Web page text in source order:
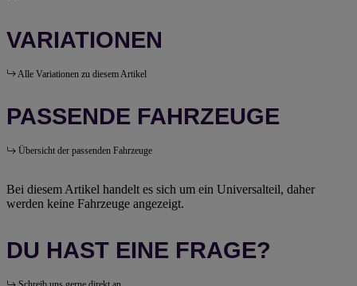
VARIATIONEN
Alle Variationen zu diesem Artikel
PASSENDE FAHRZEUGE
Übersicht der passenden Fahrzeuge
Bei diesem Artikel handelt es sich um ein Universalteil, daher
werden keine Fahrzeuge angezeigt.
DU HAST EINE FRAGE?